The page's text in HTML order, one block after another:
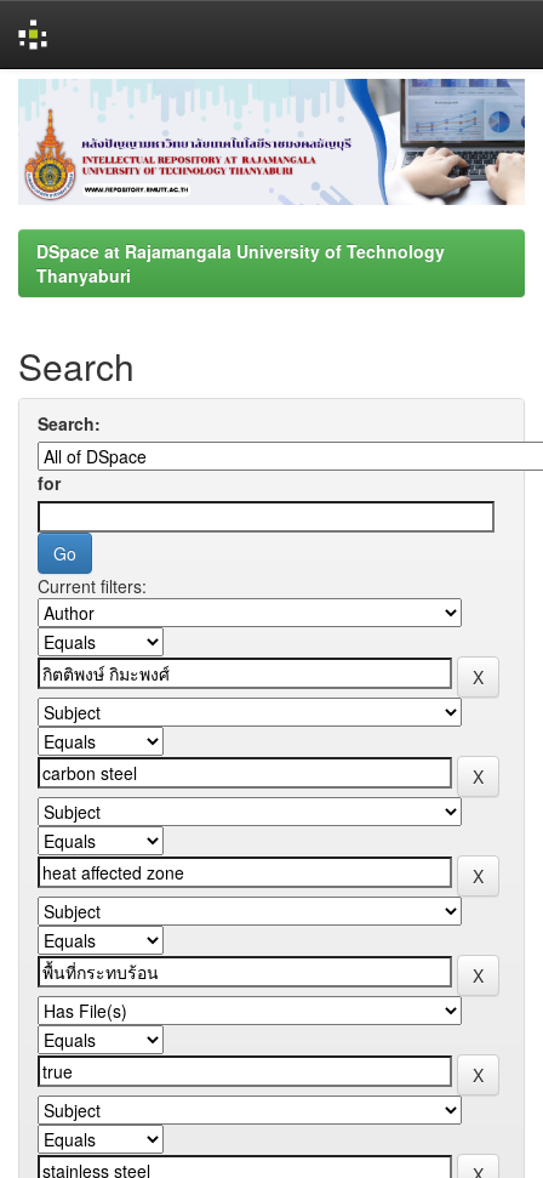
navigation
DSpace at Rajamangala University of Technology
Thanyaburi
Search
Search:
for
Current filters: